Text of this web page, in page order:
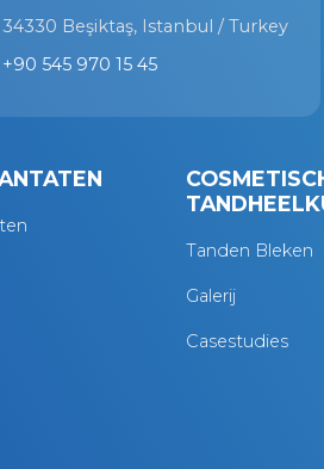
34330 Beşiktaş, Istanbul / Turkey
+90 545 970 15 45
Tanden Bleken
Galerij
Casestudies